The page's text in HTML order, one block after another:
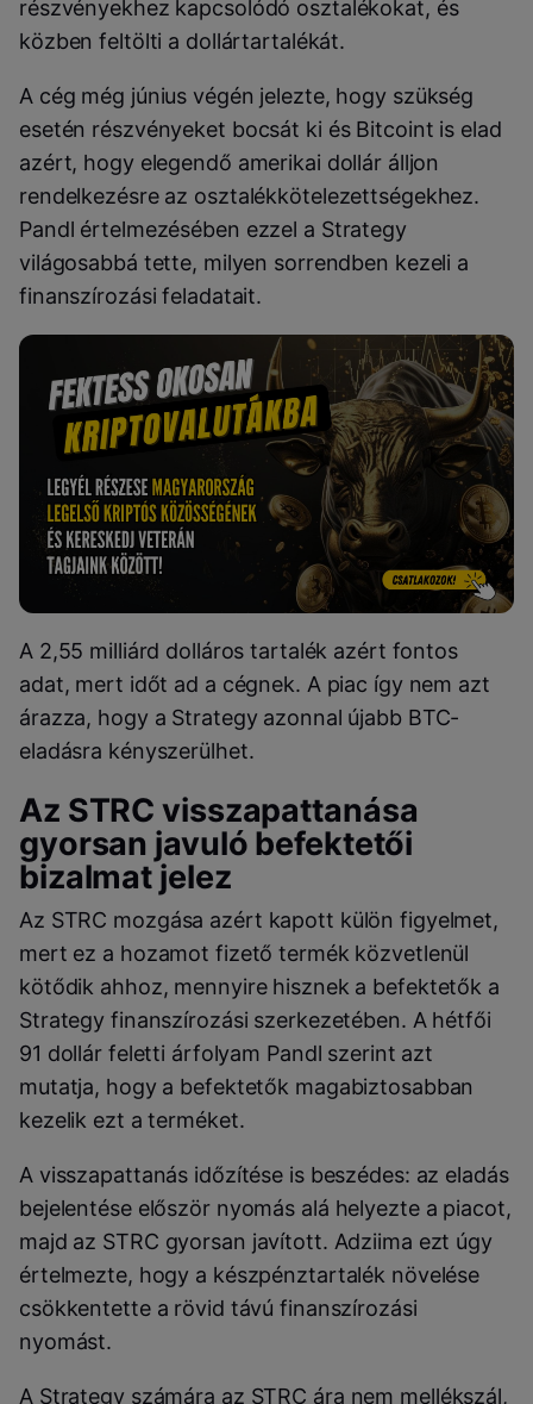
részvényekhez kapcsolódó osztalékokat, és
közben feltölti a dollártartalékát.
A cég még június végén jelezte, hogy szükség
esetén részvényeket bocsát ki és Bitcoint is elad
azért, hogy elegendő amerikai dollár álljon
rendelkezésre az osztalékkötelezettségekhez.
Pandl értelmezésében ezzel a Strategy
világosabbá tette, milyen sorrendben kezeli a
finanszírozási feladatait.
A 2,55 milliárd dolláros tartalék azért fontos
adat, mert időt ad a cégnek. A piac így nem azt
árazza, hogy a Strategy azonnal újabb BTC-
eladásra kényszerülhet.
Az STRC visszapattanása
gyorsan javuló befektetői
bizalmat jelez
Az STRC mozgása azért kapott külön figyelmet,
mert ez a hozamot fizető termék közvetlenül
kötődik ahhoz, mennyire hisznek a befektetők a
Strategy finanszírozási szerkezetében. A hétfői
91 dollár feletti árfolyam Pandl szerint azt
mutatja, hogy a befektetők magabiztosabban
kezelik ezt a terméket.
A visszapattanás időzítése is beszédes: az eladás
bejelentése először nyomás alá helyezte a piacot,
majd az STRC gyorsan javított. Adziima ezt úgy
értelmezte, hogy a készpénztartalék növelése
csökkentette a rövid távú finanszírozási
nyomást.
A Strategy számára az STRC ára nem mellékszál,